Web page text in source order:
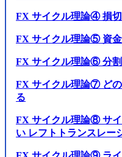
FX サイクル理論④ 損
FX サイクル理論⑤ 資
FX サイクル理論⑥ 分
FX サイクル理論⑦ ど
る
FX サイクル理論⑧ サ
い レフトトランスレー